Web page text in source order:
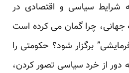
شرایط سیاسی و اقتصادی در
چرا گمان می کرده است
برگزار شود؟ حکومتی را
دور از خرد سیاسی تصور کردن،